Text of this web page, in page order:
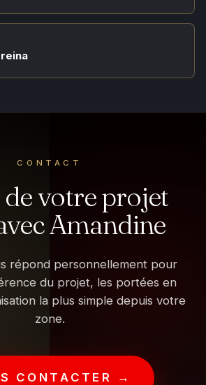
CONTACT
votre projet
Amandine
répond personnellement pour
du projet, les portées en
la plus simple depuis votre
zone.
CONTACTER →